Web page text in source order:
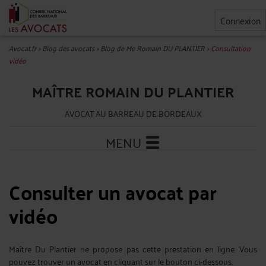
Connexion
Avocat.fr>Blog des avocats>Blog de Me Romain DU PLANTIER> Consultation
vidéo
MAÎTRE ROMAIN DU PLANTIER
AVOCAT AU BARREAU DE BORDEAUX
MENU
Consulter un avocat par
vidéo
Maître Du Plantier ne propose pas cette prestation en ligne. Vous
pouvez trouver un avocat en cliquant sur le bouton ci-dessous.